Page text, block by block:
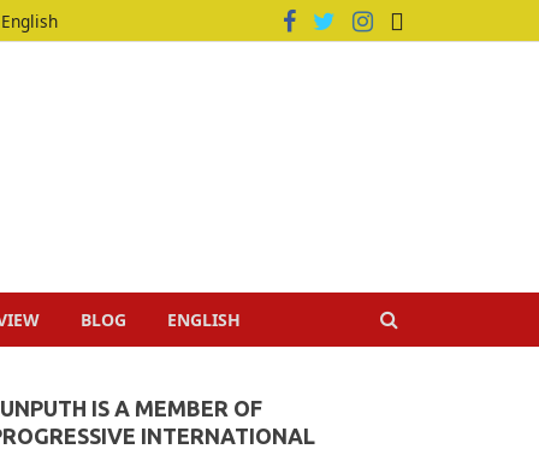
English
BLOG ENGLISH
IS A MEMBER OF
INTERNATIONAL